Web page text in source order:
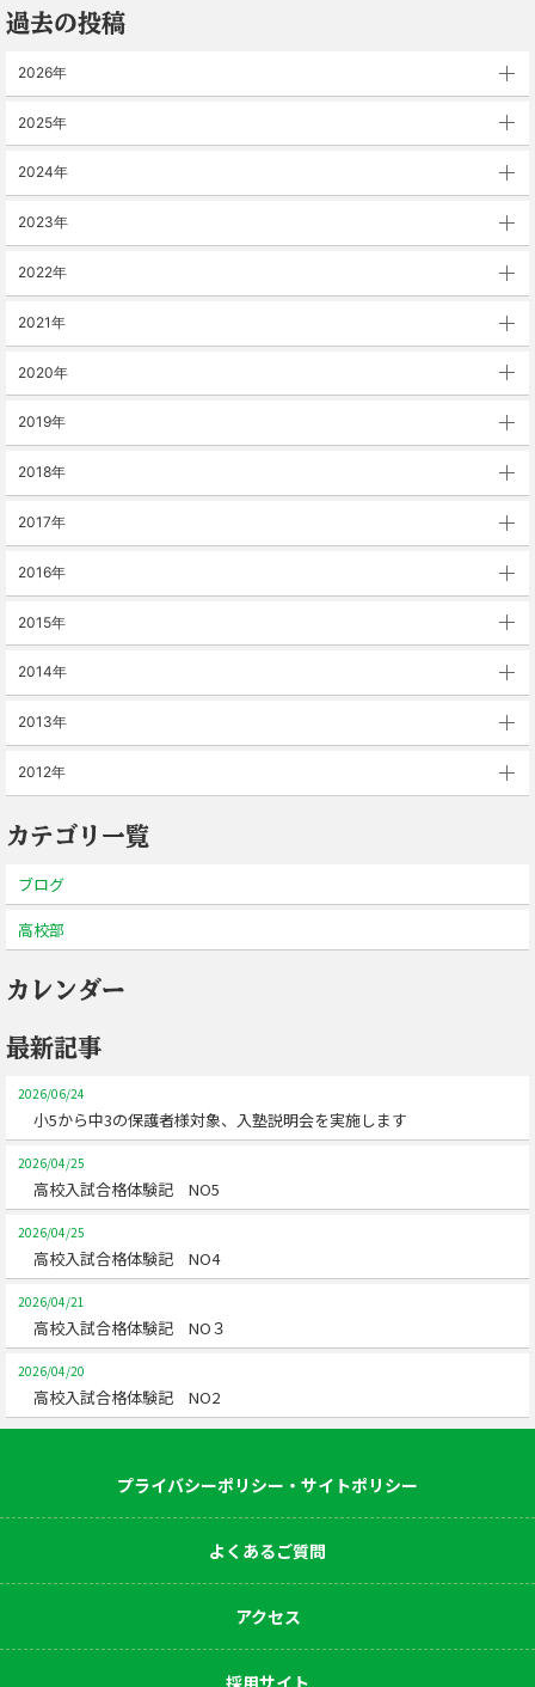
過去の投稿
2026年
2025年
2024年
2023年
2022年
2021年
2020年
2019年
2018年
2017年
2016年
2015年
2014年
2013年
2012年
カテゴリ一覧
ブログ
高校部
カレンダー
最新記事
2026/06/24
小5から中3の保護者様対象、入塾説明会を実施します
2026/04/25
高校入試合格体験記 NO5
2026/04/25
高校入試合格体験記 NO4
2026/04/21
高校入試合格体験記 NO３
2026/04/20
高校入試合格体験記 NO2
プライバシーポリシー・サイトポリシー
よくあるご質問
アクセス
採用サイト